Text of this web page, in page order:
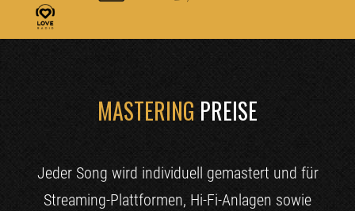
MASTERING PREISE
Jeder Song wird individuell gemastert und für
Streaming-Plattformen, Hi-Fi-Anlagen sowie